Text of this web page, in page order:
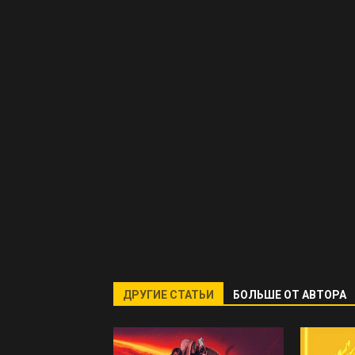
ДРУГИЕ СТАТЬИ БОЛЬШЕ ОТ АВТОРА